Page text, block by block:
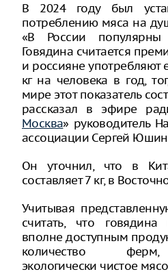
В 2024 году был
потреблению мяса на
«В России
Говядина считается
и россияне употребляют
кг на человека в год,
мире этот показатель
рассказал в эфире
Москва» руководитель
ассоциации Сергей
Он уточнил, что в
составляет 7 кг, в
Учитывая
считать, что
вполне доступным
количество
экологически чистое